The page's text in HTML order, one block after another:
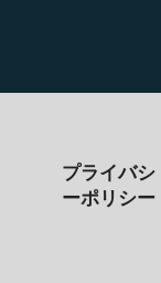
プライバシ
ーポリシー